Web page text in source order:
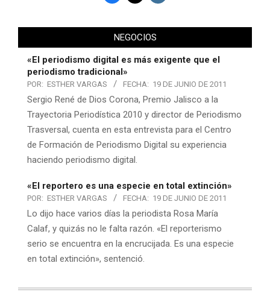
NEGOCIOS
«El periodismo digital es más exigente que el
periodismo tradicional»
POR: ESTHER VARGAS FECHA: 19 DE JUNIO DE 2011
Sergio René de Dios Corona, Premio Jalisco a la
Trayectoria Periodística 2010 y director de Periodismo
Trasversal, cuenta en esta entrevista para el Centro
de Formación de Periodismo Digital su experiencia
haciendo periodismo digital.
«El reportero es una especie en total extinción»
POR: ESTHER VARGAS FECHA: 19 DE JUNIO DE 2011
Lo dijo hace varios días la periodista Rosa María
Calaf, y quizás no le falta razón. «El reporterismo
serio se encuentra en la encrucijada. Es una especie
en total extinción», sentenció.